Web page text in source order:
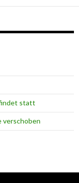
statt
verschoben